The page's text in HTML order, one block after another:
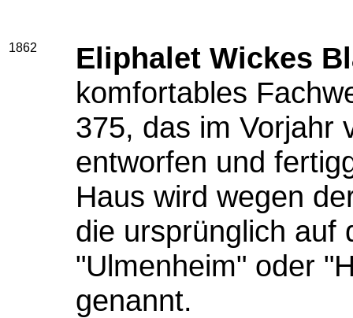
1862
Eliphalet Wickes
komfortables
375, das im Vorjahr
entworfen und
Haus wird wegen
die ursprünglich auf
"Ulmenheim" oder
genannt.